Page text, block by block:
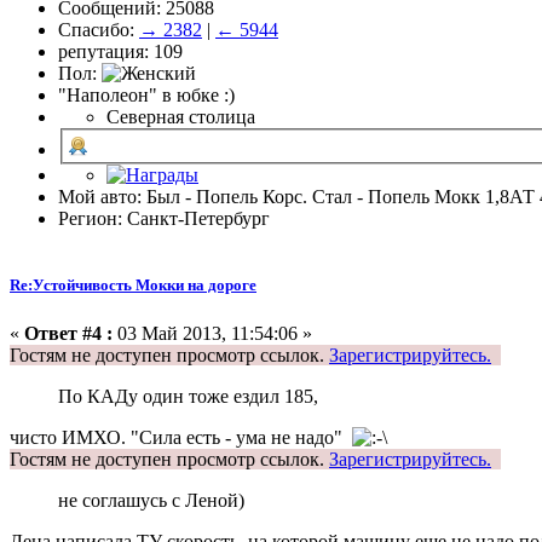
Сообщений: 25088
Спасибо: → 2382 | ← 5944
репутация: 109
Пол:
"Наполеон" в юбке :)
Северная столица
Мой авто: Был - Попель Корс. Стал - Попель Мокк 1,8АТ
Регион: Санкт-Петербург
Re:Устойчивость Мокки на дороге
« Ответ #4 : 03 Май 2013, 11:54:06 »
Гостям не доступен просмотр ссылок. Зарегистрируйтесь.
По КАДу один тоже ездил 185,
чисто ИМХО. "Сила есть - ума не надо"
Гостям не доступен просмотр ссылок. Зарегистрируйтесь.
не соглашусь с Леной)